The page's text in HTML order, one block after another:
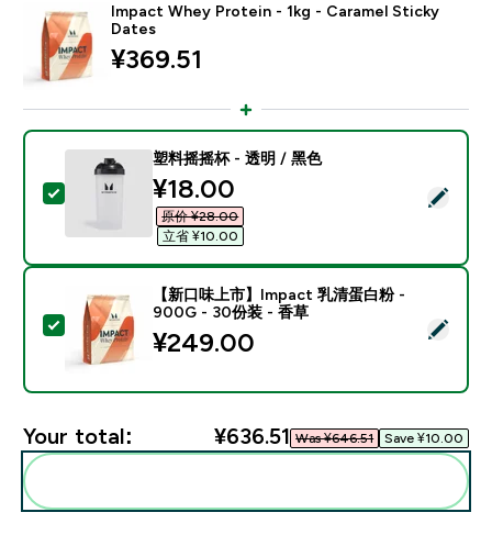
Impact Whey Protein - 1kg - Caramel Sticky
Dates
¥369.51‎
Select this product - 塑料摇摇杯 - 透明 / 黑色
塑料摇摇杯 - 透明 / 黑色
discounted price
¥18.00‎
原价 ¥28.00‎
立省 ¥10.00‎
Select this product - 【新口味上市】Impact 乳清蛋
【新口味上市】Impact 乳清蛋白粉 -
900G - 30份装 - 香草
¥249.00‎
Your total: ¥636.51‎ Was ¥646.51‎ Save ¥10.00‎